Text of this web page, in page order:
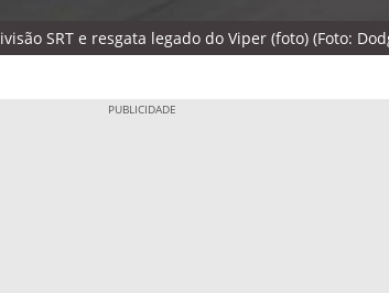
SRT e resgata legado do Viper (foto) (Foto: